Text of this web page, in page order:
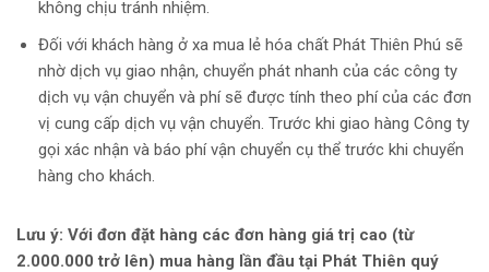
không chịu tránh nhiệm.
Đối với khách hàng ở xa mua lẻ hóa chất Phát Thiên Phú sẽ
nhờ dịch vụ giao nhận, chuyển phát nhanh của các công ty
dịch vụ vận chuyển và phí sẽ được tính theo phí của các đơn
vị cung cấp dịch vụ vận chuyển. Trước khi giao hàng Công ty
gọi xác nhận và báo phí vận chuyển cụ thể trước khi chuyển
hàng cho khách.
Lưu ý: Với đơn đặt hàng các đơn hàng giá trị cao (từ
2.000.000 trở lên) mua hàng lần đầu tại Phát Thiên quý